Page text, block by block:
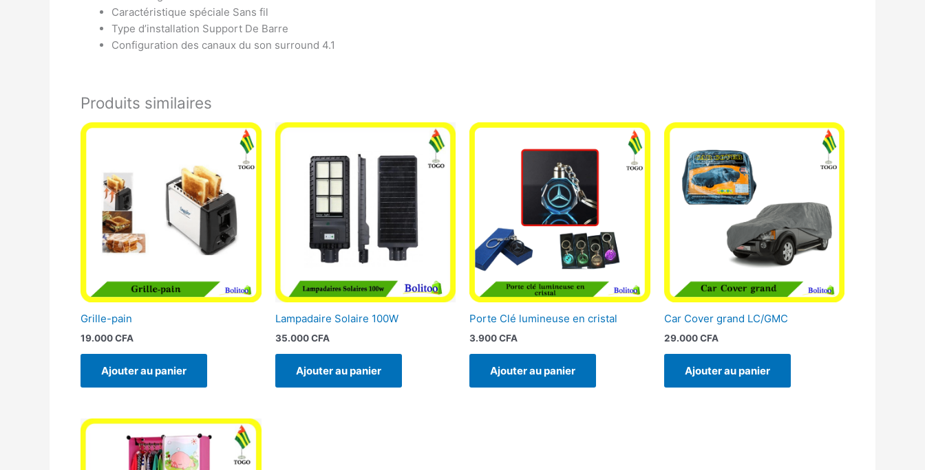
Caractéristique spéciale Sans fil
Type d’installation Support De Barre
Configuration des canaux du son surround 4.1
Produits similaires
Grille-pain
19.000CFA
Ajouter au panier
Lampadaire Solaire 100W
35.000CFA
Ajouter au panier
Porte Clé lumineuse en cristal
3.900CFA
Ajouter au panier
Car Cover grand LC/GMC
29.000CFA
Ajouter au panier